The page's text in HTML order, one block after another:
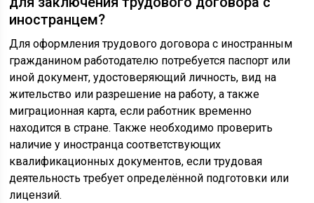
иностранцем?
Для оформления трудового договора с иностранным
гражданином работодателю потребуется паспорт или
иной документ, удостоверяющий личность, вид на
жительство или разрешение на работу, а также
миграционная карта, если работник временно
находится в стране. Также необходимо проверить
наличие у иностранца соответствующих
квалификационных документов, если трудовая
деятельность требует определённой подготовки или
лицензий.